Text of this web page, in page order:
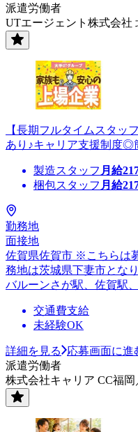
派遣労働者
UTエージェント株式会社
【長期フルタイムスタッ
あり♪キャリア支援制度◎
製造スタッフ 月給
梱包スタッフ 月給
勤務地
面接地
佐賀県佐賀市 ※こちらは
務地は茨城県下妻市となり
バルーンさが駅、佐賀駅
交通費支給
未経験OK
詳細を見る
応募画面に進
派遣労働者
株式会社キャリア CC福岡